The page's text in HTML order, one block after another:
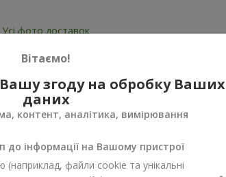
Усі фото доставок
Замовити цей товар
Вітаємо!
згоду на обробку Ваших
даних
контент, аналітика, вимірювання
до інформації на Вашому пристрої
файли cookie та унікальні